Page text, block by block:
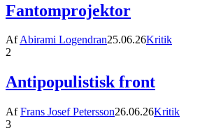
Fantomprojektor
AfAbirami Logendran25.06.26Kritik
2
Antipopulistisk front
AfFrans Josef Petersson26.06.26Kritik
3